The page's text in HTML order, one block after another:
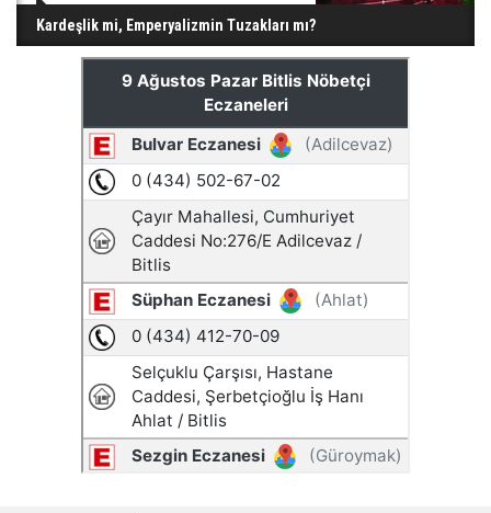
Kardeşlik mi, Emperyalizmin Tuzakları mı?